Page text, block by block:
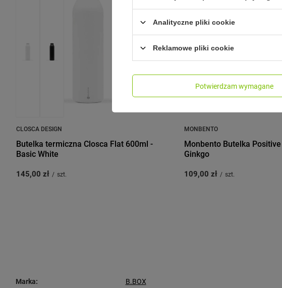
CLOSCA DESIGN
Butelka termiczna Closca Flat 600ml -
Basic White
145,00 zł / szt.
MONBENTO
Monbento Butelka
Ginkgo
109,00 zł / szt.
Marka: B.BOX
Analityczne pliki cookie
Reklamowe pliki cookie
Potwierdzam wymagane